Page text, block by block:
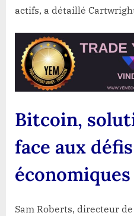
actifs, a détaillé
Bitcoin,
face aux défis
Sam Roberts, directeur